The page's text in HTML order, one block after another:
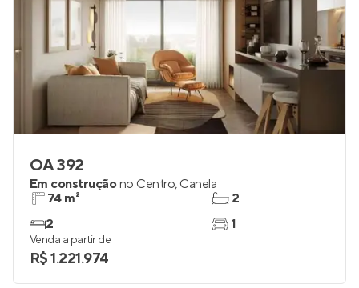
OA 392
Em construçãono Centro, Canela
74 m²
2
2
1
Venda a partir de
R$ 1.221.974